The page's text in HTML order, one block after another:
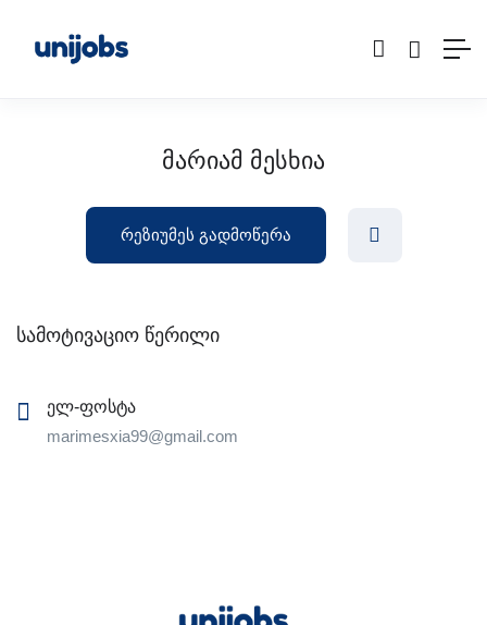
მარიამ მესხია
რეზიუმეს გადმოწერა
სამოტივაციო წერილი
ელ-ფოსტა
marimesxia99@gmail.com